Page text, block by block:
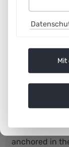
And
Artificial
anchored in
Mit